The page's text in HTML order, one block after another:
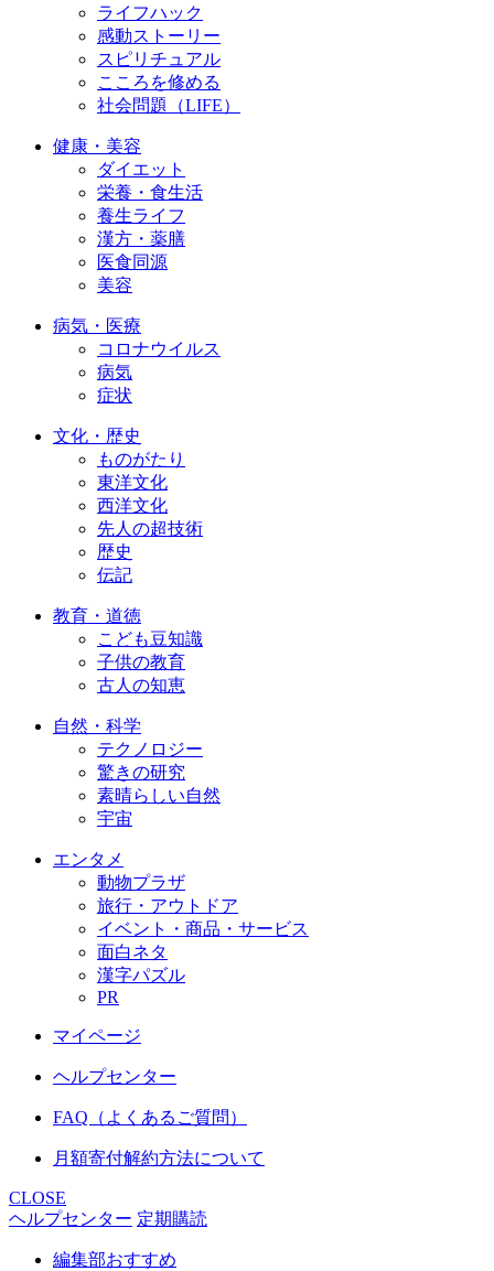
ライフハック
感動ストーリー
スピリチュアル
こころを修める
社会問題（LIFE）
健康・美容
ダイエット
栄養・食生活
養生ライフ
漢方・薬膳
医食同源
美容
病気・医療
コロナウイルス
病気
症状
文化・歴史
ものがたり
東洋文化
西洋文化
先人の超技術
歴史
伝記
教育・道徳
こども豆知識
子供の教育
古人の知恵
自然・科学
テクノロジー
驚きの研究
素晴らしい自然
宇宙
エンタメ
動物プラザ
旅行・アウトドア
イベント・商品・サービス
面白ネタ
漢字パズル
PR
マイページ
ヘルプセンター
FAQ（よくあるご質問）
月額寄付解約方法について
CLOSE
ヘルプセンター 定期購読
編集部おすすめ